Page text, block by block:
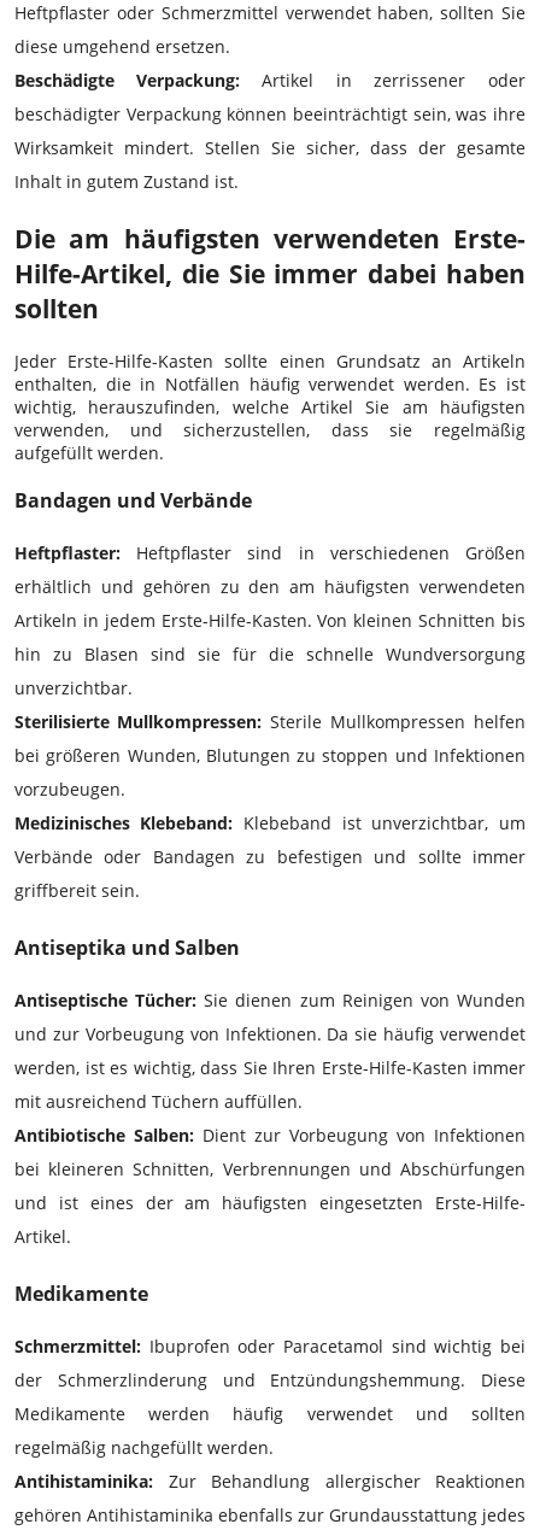
Heftpflaster oder Schmerzmittel verwendet haben, sollten Sie
diese umgehend ersetzen.
Beschädigte Verpackung: Artikel in zerrissener oder
beschädigter Verpackung können beeinträchtigt sein, was ihre
Wirksamkeit mindert. Stellen Sie sicher, dass der gesamte
Inhalt in gutem Zustand ist.
Die am häufigsten verwendeten Erste-
Hilfe-Artikel, die Sie immer dabei haben
sollten
Jeder Erste-Hilfe-Kasten sollte einen Grundsatz an Artikeln
enthalten, die in Notfällen häufig verwendet werden. Es ist
wichtig, herauszufinden, welche Artikel Sie am häufigsten
verwenden, und sicherzustellen, dass sie regelmäßig
aufgefüllt werden.
Bandagen und Verbände
Heftpflaster: Heftpflaster sind in verschiedenen Größen
erhältlich und gehören zu den am häufigsten verwendeten
Artikeln in jedem Erste-Hilfe-Kasten. Von kleinen Schnitten bis
hin zu Blasen sind sie für die schnelle Wundversorgung
unverzichtbar.
Sterilisierte Mullkompressen: Sterile Mullkompressen helfen
bei größeren Wunden, Blutungen zu stoppen und Infektionen
vorzubeugen.
Medizinisches Klebeband: Klebeband ist unverzichtbar, um
Verbände oder Bandagen zu befestigen und sollte immer
griffbereit sein.
Antiseptika und Salben
Antiseptische Tücher: Sie dienen zum Reinigen von Wunden
und zur Vorbeugung von Infektionen. Da sie häufig verwendet
werden, ist es wichtig, dass Sie Ihren Erste-Hilfe-Kasten immer
mit ausreichend Tüchern auffüllen.
Antibiotische Salben: Dient zur Vorbeugung von Infektionen
bei kleineren Schnitten, Verbrennungen und Abschürfungen
und ist eines der am häufigsten eingesetzten Erste-Hilfe-
Artikel.
Medikamente
Schmerzmittel: Ibuprofen oder Paracetamol sind wichtig bei
der Schmerzlinderung und Entzündungshemmung. Diese
Medikamente werden häufig verwendet und sollten
regelmäßig nachgefüllt werden.
Antihistaminika: Zur Behandlung allergischer Reaktionen
gehören Antihistaminika ebenfalls zur Grundausstattung jedes